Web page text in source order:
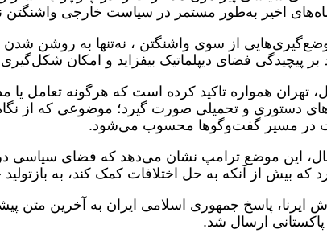
اخیر به‌طور مستمر در سیاست خارجی
از سوی واشنگتن ، نه‌تنها به روشن
بر پیچیدگی فضای دیپلماتیک بیفزاید و امکان
تهران همواره تاکید کرده است که هرگونه تعامل یا
دستوری و تحمیلی صورت گیرد؛ موضوعی که از
در مسیر گفت‌وگوها محسوب می‌شود.
این موضع ترامپ نشان می‌دهد که فضای سیاسی در
که بیش از آنکه به حل اختلافات کمک کند، به
ایرنا، پاسخ جمهوری اسلامی ایران به آخرین متن
پاکستانی ارسال شد.